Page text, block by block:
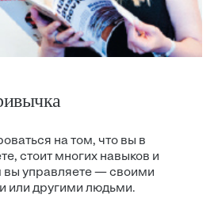
на том, что вы в
стоит многих навыков и
вы управляете — своими
или другими людьми.